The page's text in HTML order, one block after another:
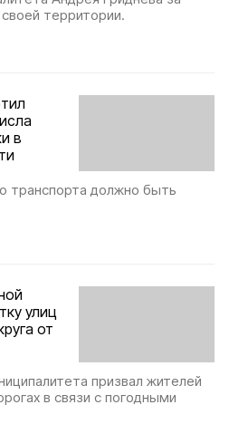
территории.
в
транспорта должно быть
улиц
от
призвал жителей
в связи с погодными